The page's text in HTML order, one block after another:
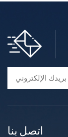
اتصل بنا